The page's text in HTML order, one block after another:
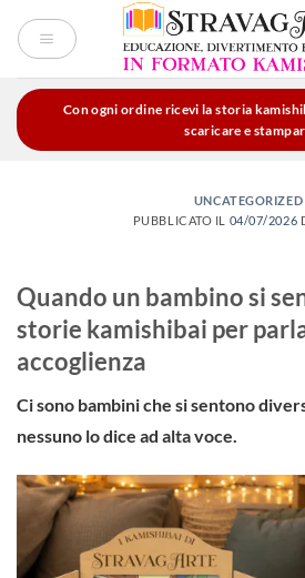
Con ogni ordine ricevi la storia
scaricare e
UNCATEGORIZED
PUBBLICATO IL 04/07/2026
Quando un bambino si
storie kamishibai per
accoglienza
Ci sono bambini che si sentono
nessuno lo dice ad alta voce.